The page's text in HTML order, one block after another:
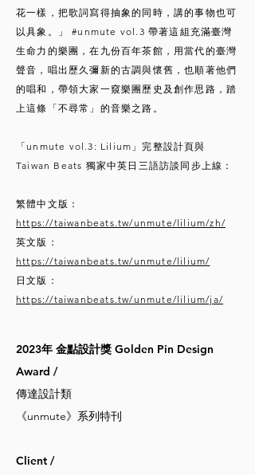
花一樣，把歌詞寫得抽象的同時，講的事物也可
以具象。」 #unmute vol.3 帶著這組充滿臺灣
生命力的樂團，在九份百年茶館，用當代的臺灣
聲音，唱出歷久彌新的古調與懷舊，也順著他們
的唱和，帶領大家一窺樂團歷史及創作思路，踏
上這條「不尋常」的音樂之路。
「unmute vol.3: Lilium」完整設計頁與
Taiwan Beats 獨家中英日三語訪談同步上線：
繁體中文版：
https://taiwanbeats.tw/unmute/lilium/zh/
英文版：
https://taiwanbeats.tw/unmute/lilium/
日文版：
https://taiwanbeats.tw/unmute/lilium/ja/
2023年 金點設計獎 Golden Pin Design
Award /
傳達設計類
《unmute》系列特刊
Client /